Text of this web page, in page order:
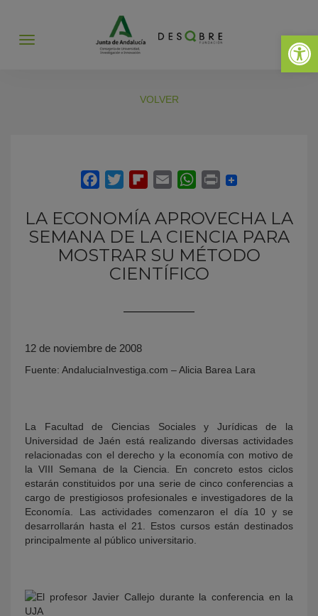
Abrir
Abrir
VOLVER
LA ECONOMÍA APROVECHA LA
SEMANA DE LA CIENCIA PARA
MOSTRAR SU MÉTODO
CIENTÍFICO
12 de noviembre de 2008
Fuente: AndaluciaInvestiga.com – Alicia Barea Lara
La Facultad de Ciencias Sociales y Jurídicas de la
Universidad de Jaén está realizando diversas actividades
relacionadas con el derecho y la economía con motivo de
la VIII Semana de la Ciencia. En concreto estos ciclos
estarán constituidos por una serie de cinco conferencias a
cargo de prestigiosos profesionales e investigadores de la
Economía. Las actividades comenzaron el día 10 y se
desarrollarán hasta el 21. Estos cursos están destinados
principalmente al público universitario.